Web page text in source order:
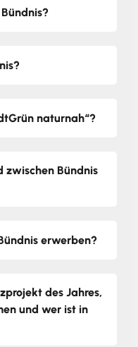
naturnah“?
zwischen Bündnis
erwerben?
des Jahres,
und wer ist in